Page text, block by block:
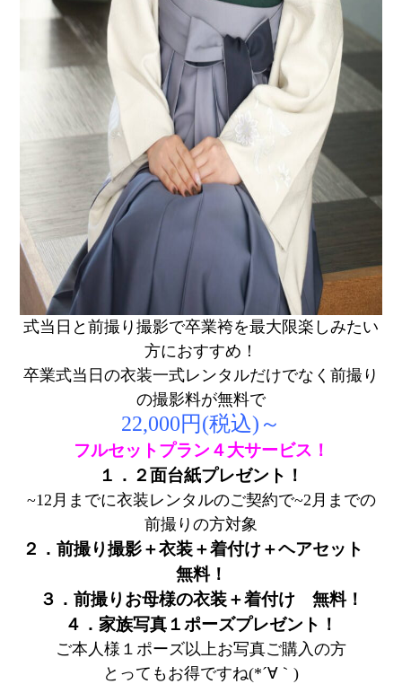
式当日と前撮り撮影で卒業袴を最大限楽しみたい
方におすすめ！
卒業式当日の衣装一式レンタルだけでなく前撮り
の撮影料が無料で
22,000円(税込)～
フルセットプラン４大サービス！
１．２面台紙プレゼント！
~12月までに衣装レンタルのご契約で~2月までの
前撮りの方対象
２．前撮り撮影＋衣装＋着付け＋ヘアセット
無料！
３．前撮りお母様の衣装＋着付け 無料！
４．家族写真１ポーズプレゼント！
ご本人様１ポーズ以上お写真ご購入の方
とってもお得ですね(*´∀｀)